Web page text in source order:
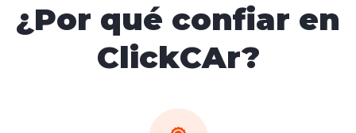
¿Por qué confiar en
ClickCAr?